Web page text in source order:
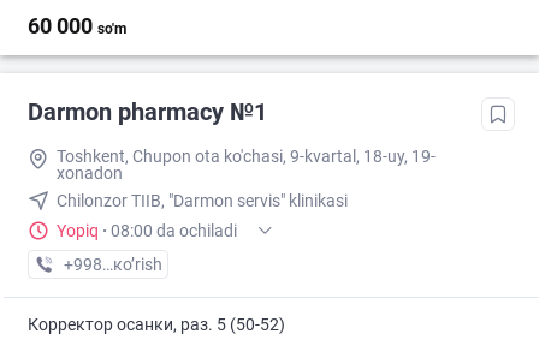
60 000 so'm
Darmon pharmacy №1
Toshkent, Chupon ota ko'chasi, 9-kvartal, 18-uy, 19-
xonadon
Chilonzor TIIB, "Darmon servis" klinikasi
Yopiq · 08:00 da ochiladi
+998 (71) XXX-XX-XX
кo’rish
Корректор осанки, раз. 5 (50-52)